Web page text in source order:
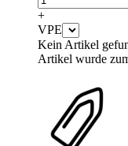
+
VPE
Kein Artikel
Artikel wurde